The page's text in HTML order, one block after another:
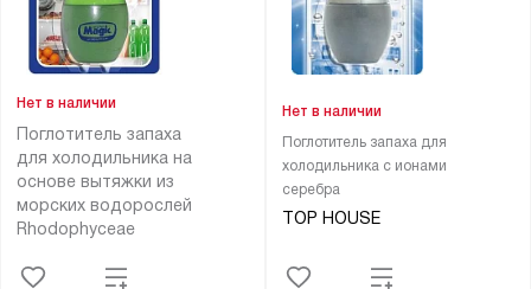
Поглотитель запаха
для холодильника на
основе вытяжки из
морских водорослей
Rhodophyceae
Нет в наличии
Поглотитель запаха для
холодильника с ионами
серебра
TOP HOUSE
Нет в наличии